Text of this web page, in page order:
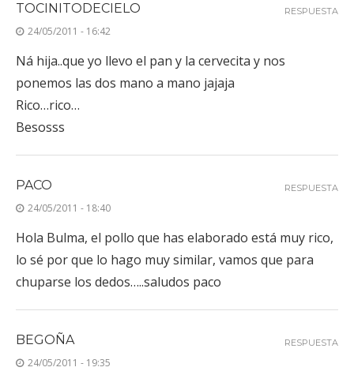
TOCINITODECIELO
24/05/2011 - 16:42
Ná hija..que yo llevo el pan y la cervecita y nos
ponemos las dos mano a mano jajaja
Rico…rico…
Besosss
RESPUESTA
PACO
24/05/2011 - 18:40
Hola Bulma, el pollo que has elaborado está muy rico,
lo sé por que lo hago muy similar, vamos que para
chuparse los dedos…..saludos paco
RESPUESTA
BEGOÑA
24/05/2011 - 19:35
RESPUESTA